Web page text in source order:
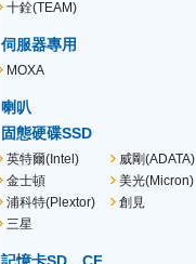
十銓(TEAM)
伺服器專用
MOXA
喇叭
固態硬碟SSD
英特爾(Intel)
威剛(ADATA)
金士頓
(Kingston)
美光(Micron)
浦科特(Plextor)
創見
三星